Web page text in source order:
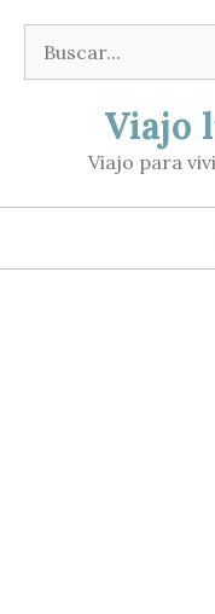
contenido
Buscar:
Viajo
Viajo para